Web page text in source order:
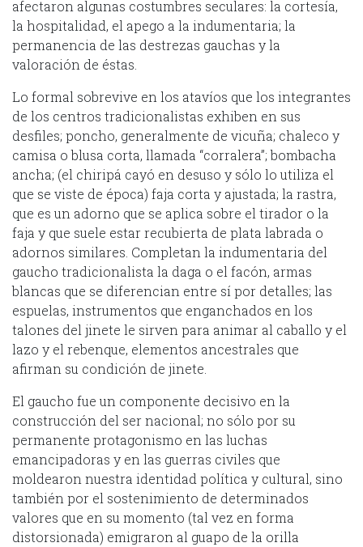
afectaron algunas costumbres seculares: la cortesía,
la hospitalidad, el apego a la indumentaria; la
permanencia de las destrezas gauchas y la
valoración de éstas.
Lo formal sobrevive en los atavíos que los integrantes
de los centros tradicionalistas exhiben en sus
desfiles; poncho, generalmente de vicuña; chaleco y
camisa o blusa corta, llamada “corralera”; bombacha
ancha; (el chiripá cayó en desuso y sólo lo utiliza el
que se viste de época) faja corta y ajustada; la rastra,
que es un adorno que se aplica sobre el tirador o la
faja y que suele estar recubierta de plata labrada o
adornos similares. Completan la indumentaria del
gaucho tradicionalista la daga o el facón, armas
blancas que se diferencian entre sí por detalles; las
espuelas, instrumentos que enganchados en los
talones del jinete le sirven para animar al caballo y el
lazo y el rebenque, elementos ancestrales que
afirman su condición de jinete.
El gaucho fue un componente decisivo en la
construcción del ser nacional; no sólo por su
permanente protagonismo en las luchas
emancipadoras y en las guerras civiles que
moldearon nuestra identidad política y cultural, sino
también por el sostenimiento de determinados
valores que en su momento (tal vez en forma
distorsionada) emigraron al guapo de la orilla